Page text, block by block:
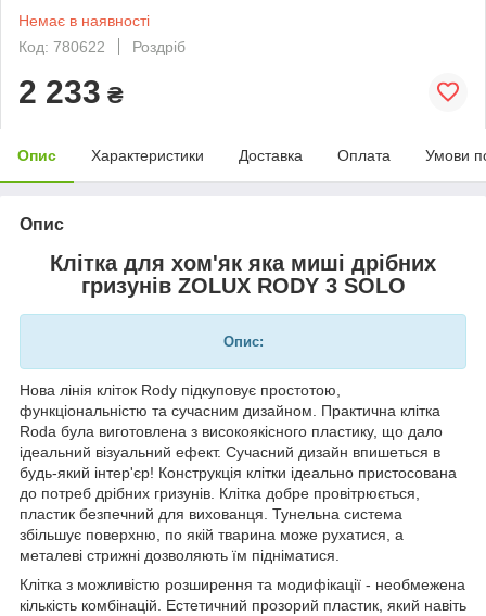
Немає в наявності
Код: 780622
Роздріб
2 233 ₴
Опис Характеристики Доставка Оплата Умови
Опис
Клітка для хом'як яка миші дрібних
гризунів ZOLUX RODY 3 SOLO
Опис:
Нова лінія кліток Rody підкуповує простотою,
функціональністю та сучасним дизайном. Практична клітка
Roda була виготовлена з високоякісного пластику, що дало
ідеальний візуальний ефект. Сучасний дизайн впишеться в
будь-який інтер'єр! Конструкція клітки ідеально пристосована
до потреб дрібних гризунів. Клітка добре провітрюється,
пластик безпечний для вихованця. Тунельна система
збільшує поверхню, по якій тварина може рухатися, а
металеві стрижні дозволяють їм підніматися.
Клітка з можливістю розширення та модифікації - необмежена
кількість комбінацій. Естетичний прозорий пластик, який навіть